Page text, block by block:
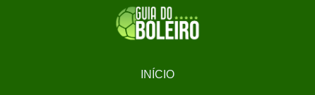
INÍCIO